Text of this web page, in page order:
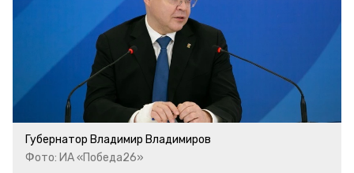
Губернатор Владимир Владимиров
Фото: ИА «Победа26»